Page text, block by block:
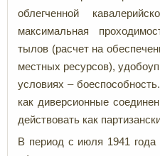
облегченной
максимальная
тылов (расчет на
местных ресурсов),
условиях –
как диверсионные
действовать как
В период с июля 1941